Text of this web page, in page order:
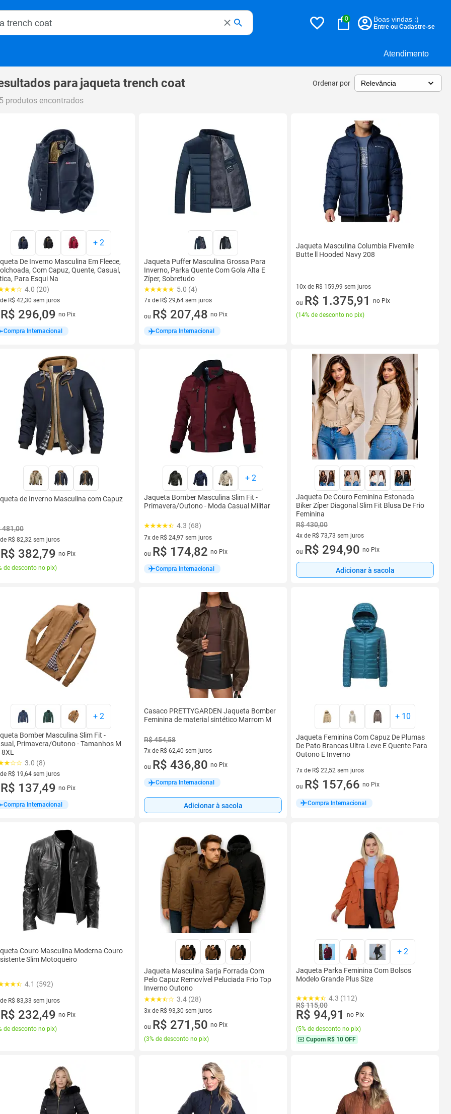
Atendimento
Magalu
0 Boas vindas :)
Entre ou Cadastre-se
para jaqueta trench coat Ordenar por
produtos encontrados
+ 2
De Inverno Masculina Em Fleece,
Com Capuz, Quente, Casual,
Para Esqui Na
4.0 (20)
R$ 42,30 sem juros
de R$ 42,30 sem juros
R$ 296,09 no Pix
Compra Internacional
Jaqueta Puffer Masculina Grossa Para
Inverno, Parka Quente Com Gola Alta E
Zíper, Sobretudo
5.0 (4)
7x de R$ 29,64 sem juros
7 vez de R$ 29,64 sem juros
ou R$ 207,48 no Pix
Compra Internacional
Jaqueta Masculina Columbia Fivemile
Butte ll Hooded Navy 208
10x de R$ 159,99 sem juros
10 vez de R$ 159,99 sem juros
ou R$ 1.375,91
no Pix
(14% de desconto no pix)
de Inverno Masculina com Capuz
481,00
R$ 82,32 sem juros
de R$ 82,32 sem juros
R$ 382,79 no Pix
de desconto no pix)
+ 2
Jaqueta Bomber Masculina Slim Fit -
Primavera/Outono - Moda Casual Militar
4.3 (68)
7x de R$ 24,97 sem juros
7 vez de R$ 24,97 sem juros
ou R$ 174,82 no Pix
Compra Internacional
Jaqueta De Couro Feminina Estonada
Biker Zíper Diagonal Slim Fit Blusa De Frio
Feminina
R$ 430,00
4x de R$ 73,73 sem juros
4 vez de R$ 73,73 sem juros
ou R$ 294,90 no Pix
Adicionar à sacola
+ 2
Bomber Masculina Slim Fit -
Primavera/Outono - Tamanhos M
3.0 (8)
R$ 19,64 sem juros
de R$ 19,64 sem juros
R$ 137,49 no Pix
Compra Internacional
Casaco PRETTYGARDEN Jaqueta Bomber
Feminina de material sintético Marrom M
R$ 454,58
7x de R$ 62,40 sem juros
7 vez de R$ 62,40 sem juros
ou R$ 436,80 no Pix
Compra Internacional
Adicionar à sacola
+ 10
Jaqueta Feminina Com Capuz De Plumas
De Pato Brancas Ultra Leve E Quente Para
Outono E Inverno
7x de R$ 22,52 sem juros
7 vez de R$ 22,52 sem juros
ou R$ 157,66 no Pix
Compra Internacional
Couro Masculina Moderna Couro
Slim Motoqueiro
4.1 (592)
R$ 83,33 sem juros
de R$ 83,33 sem juros
R$ 232,49 no Pix
de desconto no pix)
Jaqueta Masculina Sarja Forrada Com
Pelo Capuz Removível Peluciada Frio Top
Inverno Outono
3.4 (28)
3x de R$ 93,30 sem juros
3 vez de R$ 93,30 sem juros
ou R$ 271,50 no Pix
(3% de desconto no pix)
+ 2
Jaqueta Parka Feminina Com Bolsos
Modelo Grande Plus Size
4.3 (112)
R$ 115,00
R$ 94,91
no Pix
(5% de desconto no pix)
Cupom R$ 10 OFF